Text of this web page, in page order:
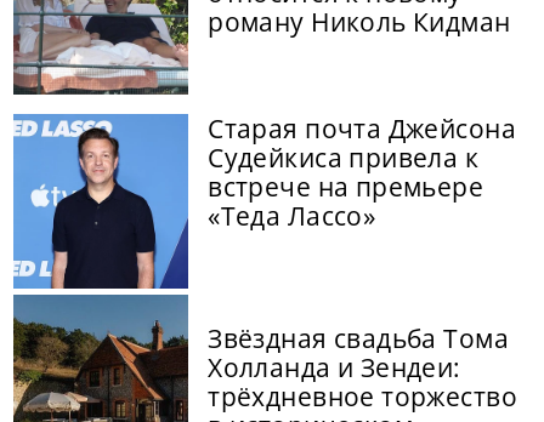
роману Николь Кидман
Старая почта Джейсона
Судейкиса привела к
встрече на премьере
«Теда Лассо»
Звёздная свадьба Тома
Холланда и Зендеи:
трёхдневное торжество